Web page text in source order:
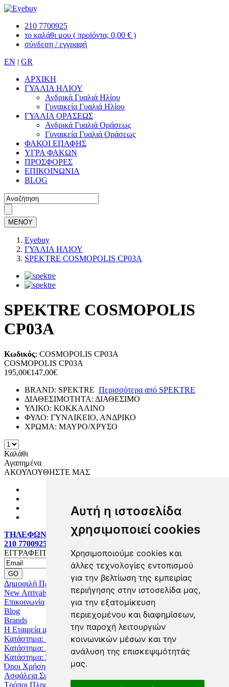
Αυτή η ιστοσελίδα
χρησιμοποιεί cookies
Χρησιμοποιούμε cookies και
άλλες τεχνολογίες εντοπισμού
για την βελτίωση της εμπειρίας
περιήγησης στην ιστοσελίδα μας,
για την εξατομίκευση
περιεχομένου και διαφημίσεων,
την παροχή λειτουργιών
κοινωνικών μέσων και την
ανάλυση της επισκεψιμότητάς
μας.
210 7700925
το καλάθι μου ( προϊόντα, 0,00 € )
σύνδεση / εγγραφή
EN | GR
ΑΡΧΙΚΗ
ΓΥΑΛΙΑ ΗΛΙΟΥ
Ανδρικά Γυαλιά Ηλίου
Γυναικεία Γυαλιά Ηλίου
ΓΥΑΛΙΑ ΟΡΑΣΕΩΣ
Ανδρικά Γυαλιά Οράσεως
Γυναικεία Γυαλιά Οράσεως
ΦΑΚΟΙ ΕΠΑΦΗΣ
ΥΓΡΑ ΦΑΚΩΝ
ΠΡΟΣΦΟΡΕΣ
ΕΠΙΚΟΙΝΩΝΙΑ
BLOG
ΜΕΝΟΥ
Eyebuy
ΓΥΑΛΙΑ ΗΛΙΟΥ
SPEKTRE COSMOPOLIS CP03A
SPEKTRE COSMOPOLIS
CP03A
Κωδικός: COSMOPOLIS CP03A
COSMOPOLIS CP03A
195,00€147,00€
BRAND: SPEKTRE Περισσότερα από SPEKTRE
ΔΙΑΘΕΣΙΜΟΤΗΤΑ: ΔΙΑΘΕΣΙΜΟ
ΥΛΙΚΟ: ΚΟΚΚΑΛΙΝΟ
ΦΥΛΟ: ΓΥΝΑΙΚΕΙΟ, ΑΝΔΡΙΚΟ
ΧΡΩΜΑ: ΜΑΥΡΟ/ΧΡΥΣΟ
Καλάθι
Αγαπημένα
ΑΚΟΥΛΟΥΘΗΣΤΕ ΜΑΣ
ΤΗΛΕΦΩΝΙΚΕΣ ΠΑΡΑΓΓΕΛΙΕΣ:
210 7700925
ΕΓΓΡΑΦΕΙΤΕ MAILING LIST
Δημοφιλή Προϊόντα
New Arrivals
Επικοινωνία
Blog
Brands
Η Εταιρεία μας
Κατάστημα: Ζωγράφου
Κατάστημα: Αχαρναί
Κατάστημα: Άνω Λιόσια
Όροι Χρήσης
Ασφάλεια Συναλλαγών
Τρόποι Πληρωμής